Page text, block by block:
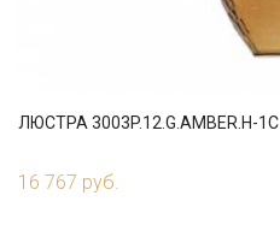
ЛЮСТРА 3003P.12.G.AMBER.H-1C
16 767 руб.